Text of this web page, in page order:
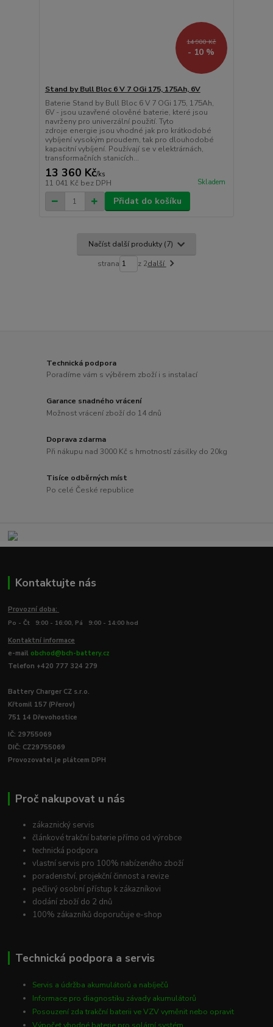
14 900 Kč
- 10 %
Stand by Bull Bloc 6 V 7 OGi 175, 175Ah, 6V
Baterie Stand by Bull Bloc 6 V 7 OGi 175, 175Ah,
6V - jsou uzavřené olověné baterie, které jsou
navrženy pro univerzální použití. Tyto
zdroje energie jsou vhodné jak pro krátkodobé
vybíjení vysokým proudem, tak pro dlouhodobé
kapacitní vybíjení. Používají se v elektrárnách,
transformačních stanicích...
13 360 Kč/ks
11 041 Kč bez DPH Skladem
Přidat do košíku
Načíst další produkty (7)
strana z 2další
Technická podpora
Poradíme vám s výběrem zboží i s instalací
Garance snadného vrácení
Možnost vrácení zboží do 14 dnů
Doprava zdarma
Při nákupu nad 3000 Kč s hmotností zásilky do 20kg
Tisíce odběrných míst
Po celé České republice
Kontaktujte nás
Provozní doba:
Po - Čt 9:00 - 16:00, Pá 9:00 - 14:00 hod
Kontaktní informace
e-mail obchod@bch-battery.cz
Telefon +420 777 324 279
Battery Charger CZ s.r.o.
Křtomil 157 (Přerov)
751 14 Dřevohostice
IČ: 29755069
DIČ: CZ29755069
Provozovatel je plátcem DPH
Proč nakupovat u nás
zákaznický servis
článkové trakční baterie přímo od výrobce
technická podpora
vlastní servis pro 100% nabízeného zboží
poradenství, projekční činnost a revize
pečlivý osobní přístup k zákazníkovi
dodání zboží do 2 dnů
100% zákazníků doporučuje e-shop
Technická podpora a servis
Servis a údržba akumulátorů a nabíječů
Informace pro diagnostiku závady akumulátorů
Posouzení zda trakční baterii ve VZV vyměnit nebo opravit
Výpočet vhodné baterie pro solární systém